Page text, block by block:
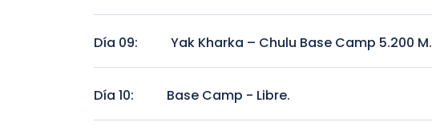
Día 09: Yak Kharka – Chulu Base Camp 5.200 M.
Día 10: Base Camp - Libre.